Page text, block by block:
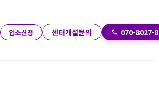
입소신청 센터개설문의 070-8027-